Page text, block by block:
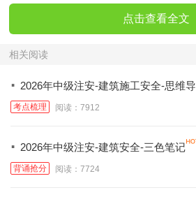
点击查看全文
相关阅读
· 2026年中级注安-建筑施工安全-思维
考点梳理 阅读：7912
· 2026年中级注安-建筑安全-三色笔记
背诵抢分 阅读：7724